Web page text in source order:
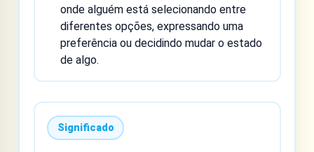
onde alguém está selecionando entre
diferentes opções, expressando uma
preferência ou decidindo mudar o estado
de algo.
Significado